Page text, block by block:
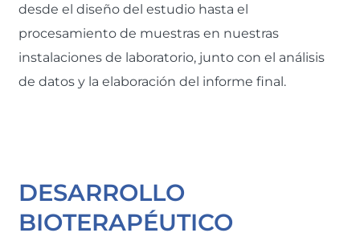
desde el diseño del estudio hasta el
procesamiento de muestras en nuestras
instalaciones de laboratorio, junto con el análisis
de datos y la elaboración del informe final.
DESARROLLO
BIOTERAPÉUTICO